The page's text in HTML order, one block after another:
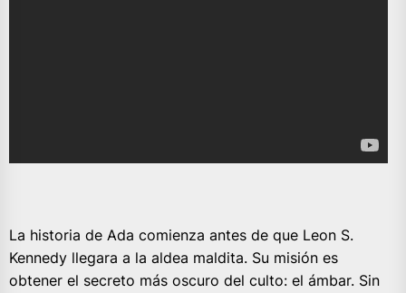
La historia de Ada comienza antes de que Leon S.
Kennedy llegara a la aldea maldita. Su misión es
obtener el secreto más oscuro del culto: el ámbar. Sin